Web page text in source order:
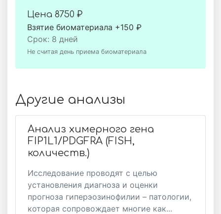
Цена 8750 ₽
Взятие биоматериала +150 ₽
Срок: 8 дней
Не считая день приема биоматериала
Другие анализы
Анализ химерного гена
FIP1L1/PDGFRA (FISH,
количеств.)
Исследование проводят с целью
установления диагноза и оценки
прогноза гиперэозинофилии – патологии,
которая сопровождает многие как...